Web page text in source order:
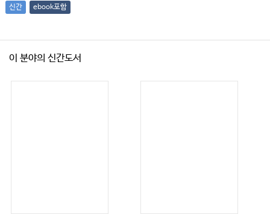
신간 ebook포함
이 분야의 신간도서